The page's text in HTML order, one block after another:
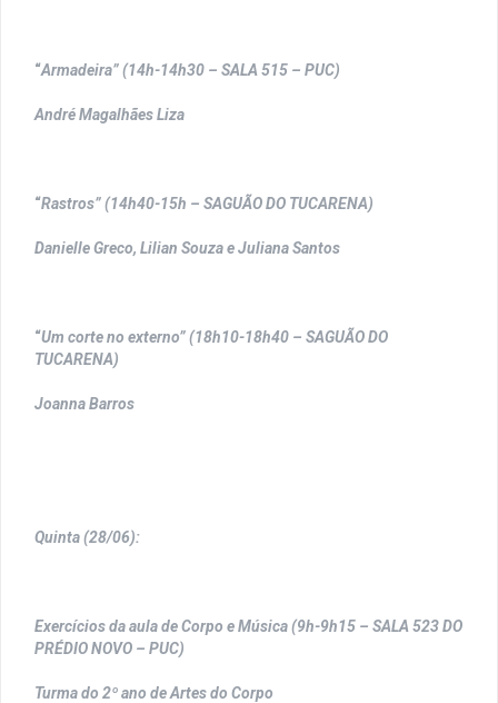
“Armadeira” (14h-14h30 – SALA 515 – PUC)
André Magalhães Liza
“Rastros” (14h40-15h – SAGUÃO DO TUCARENA)
Danielle Greco, Lilian Souza e Juliana Santos
“Um corte no externo” (18h10-18h40 – SAGUÃO DO
TUCARENA)
Joanna Barros
Quinta (28/06):
Exercícios da aula de Corpo e Música (9h-9h15 – SALA 523 DO
PRÉDIO NOVO – PUC)
Turma do 2º ano de Artes do Corpo